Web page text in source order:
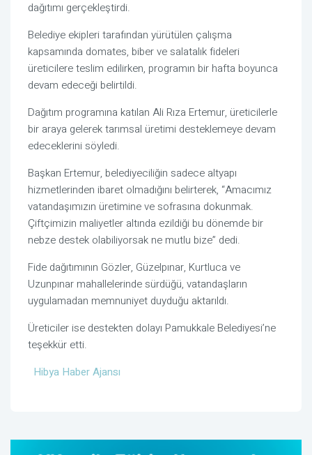
dağıtımı gerçekleştirdi.
Belediye ekipleri tarafından yürütülen çalışma
kapsamında domates, biber ve salatalık fideleri
üreticilere teslim edilirken, programın bir hafta boyunca
devam edeceği belirtildi.
Dağıtım programına katılan Ali Rıza Ertemur, üreticilerle
bir araya gelerek tarımsal üretimi desteklemeye devam
edeceklerini söyledi.
Başkan Ertemur, belediyeciliğin sadece altyapı
hizmetlerinden ibaret olmadığını belirterek, “Amacımız
vatandaşımızın üretimine ve sofrasına dokunmak.
Çiftçimizin maliyetler altında ezildiği bu dönemde bir
nebze destek olabiliyorsak ne mutlu bize” dedi.
Fide dağıtımının Gözler, Güzelpınar, Kurtluca ve
Uzunpınar mahallelerinde sürdüğü, vatandaşların
uygulamadan memnuniyet duyduğu aktarıldı.
Üreticiler ise destekten dolayı Pamukkale Belediyesi’ne
teşekkür etti.
Hibya Haber Ajansı